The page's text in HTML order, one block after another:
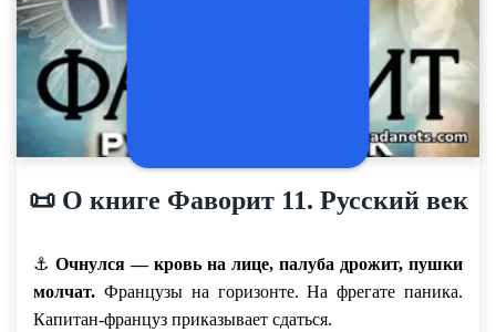
📜 О книге Фаворит 11. Русский век
⚓ Очнулся — кровь на лице, палуба дрожит, пушки
молчат. Французы на горизонте. На фрегате паника.
Капитан-француз приказывает сдаться.